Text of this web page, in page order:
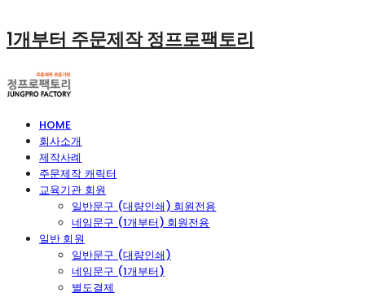
1개부터 주문제작 정프로팩토리
HOME
회사소개
제작사례
주문제작 캐릭터
교육기관 회원
일반문구 (대량인쇄) 회원전용
네임문구 (1개부터) 회원전용
일반 회원
일반문구 (대량인쇄)
네임문구 (1개부터)
별도결제